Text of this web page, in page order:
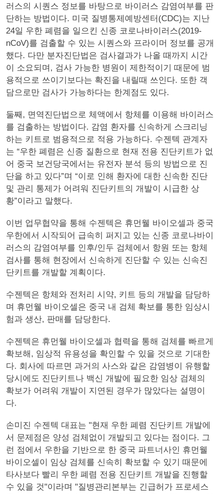
러스의 시퀀스 정보를 바탕으로 바이러스 감염여부를 판
단하는 방법이다. 미국 질병통제예방센터(CDC)는 지난
24일 우한 폐렴을 일으킨 신종 코로나바이러스(2019-
nCoV)를 검출할 수 있는 시퀀스와 프라이머 정보를 공개
했다. 다만 분자진단법은 검사결과가 나올 때까지 시간
이 소요되며, 검사 가능한 병원이 제한적이기 때문에 범
용적으로 쓰이기보다는 확진을 내릴때 쓰인다. 또한 객
담으로만 검사가 가능하다는 한계점도 있다.
둘째, 면역진단법으로 체액에서 항체를 이용해 바이러스
를 검출하는 방법이다. 감염 환자를 신속하게 스크리닝
하는 키트로 범용적으로 적용 가능하다. 수젠텍 관계자
는 “우한 폐렴은 신종 질환으로 현재 전용 진단키트가 없
어 중국 보건당국에서는 유전자 분석 등의 방법으로 진
단을 하고 있다”며 “이로 인해 환자에 대한 신속한 진단
및 관리 통제가 어려워 진단키트의 개발이 시급한 상
황”이라고 말했다.
이번 업무협약을 통해 수젠텍은 휴먼웰 바이오셀과 중국
우한에서 시작되어 급속히 퍼지고 있는 신종 코로나바이
러스의 감염여부를 인후/인두 검체에서 항원 또는 항체
검사를 통해 현장에서 신속하게 진단할 수 있는 신속진
단키트를 개발할 계획이다.
수젠텍은 항체와 전처리 시약, 키트 등의 개발을 담당하
며 휴먼웰 바이오셀은 중국 내 검체 확보를 통한 임상시
험과 생산, 판매를 담당한다.
수젠텍은 휴먼웰 바이오셀과 협력을 통해 검체를 빠르게
확보해, 임상적 유용성을 확인할 수 있을 것으로 기대한
다. 회사에 따르면 과거의 사스와 같은 감염병이 유행할
당시에도 진단키트나 백신 개발에 필요한 임상 검체의
확보가 어려워 개발이 지연된 경우가 많았다는 설명이
다.
손미진 수젠텍 대표는 "현재 우한 폐렴 진단키트 개발에
서 문제점은 양성 검체없이 개발되고 있다는 점이다. 그
런 점에서 우한을 기반으로 한 중국 파트너사인 휴먼웰
바이오셀이 임상 검체를 신속히 확보할 수 있기 때문에
타사보다 빨리 우한 폐렴 전용 진단키트 개발을 진행할
수 있을 것"이라며 "질병관리본부는 긴급허가 프로세스